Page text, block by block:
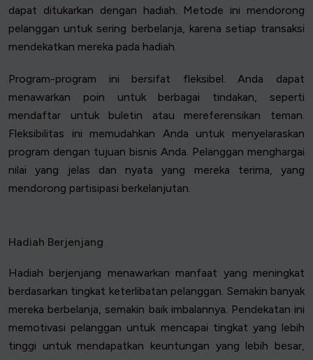
dapat ditukarkan dengan hadiah. Metode ini mendorong
pelanggan untuk sering berbelanja, karena setiap transaksi
mendekatkan mereka pada hadiah.
Program-program ini bersifat fleksibel. Anda dapat
menawarkan poin untuk berbagai tindakan, seperti
mendaftar untuk buletin atau mereferensikan teman.
Fleksibilitas ini memudahkan Anda untuk menyelaraskan
program dengan tujuan bisnis Anda. Pelanggan menghargai
nilai yang jelas dan nyata yang mereka terima, yang
mendorong partisipasi berkelanjutan.
Hadiah Berjenjang
Hadiah berjenjang menawarkan manfaat yang meningkat
berdasarkan tingkat keterlibatan pelanggan. Semakin banyak
mereka berbelanja, semakin baik imbalannya. Pendekatan ini
memotivasi pelanggan untuk mencapai tingkat yang lebih
tinggi untuk mendapatkan keuntungan yang lebih besar,